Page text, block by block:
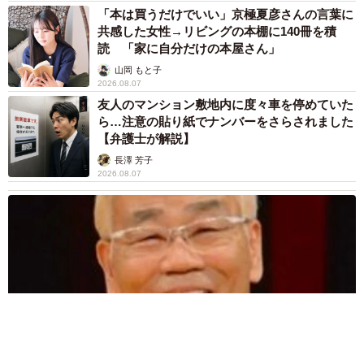
「本は買うだけでいい」京極夏彦さんの言葉に
共感した女性→リビングの本棚に140冊を積
読 「家に自分だけの本屋さん」
山岡 もと子
2026.08.07
友人のマンション敷地内に度々車を停めていた
ら…注意の貼り紙でナンバーをさらされました
【弁護士が解説】
長澤 芳子
2026.08.07